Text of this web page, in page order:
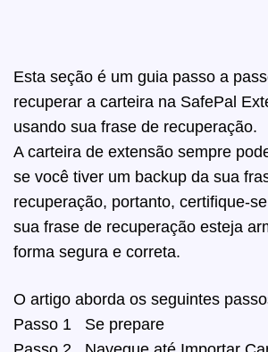
Esta seção é um guia passo a
recuperar a carteira na SafePal
usando sua frase de recuperação.
A carteira de extensão sempre
se você tiver um backup da sua
recuperação, portanto, certifique-
sua frase de recuperação esteja
forma segura e correta.
O artigo aborda os seguintes
Passo 1 Se prepare